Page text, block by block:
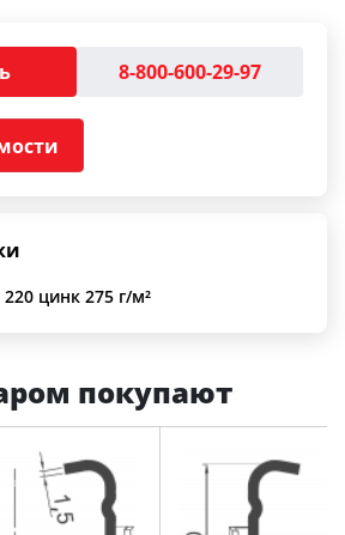
8-800-600-29-97
220 цинк 275 г/м²
покупают